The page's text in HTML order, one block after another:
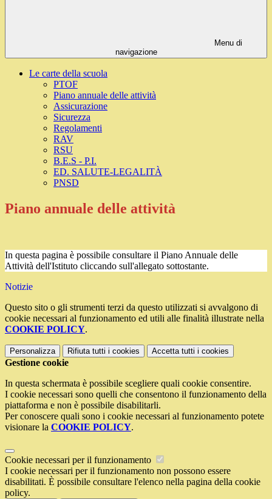
Menu di
navigazione
Le carte della scuola
PTOF
Piano annuale delle attività
Assicurazione
Sicurezza
Regolamenti
RAV
RSU
B.E.S - P.I.
ED. SALUTE-LEGALITÀ
PNSD
Piano annuale delle attività
In questa pagina è possibile consultare il Piano Annuale delle
Attività dell'Istituto cliccando sull'allegato sottostante.
Notizie
Questo sito o gli strumenti terzi da questo utilizzati si avvalgono di
cookie necessari al funzionamento ed utili alle finalità illustrate nella
COOKIE POLICY.
Personalizza Rifiuta tutti i cookies Accetta tutti i cookies
Gestione cookie
In questa schermata è possibile scegliere quali cookie consentire.
I cookie necessari sono quelli che consentono il funzionamento della
piattaforma e non è possibile disabilitarli.
Per conoscere quali sono i cookie necessari al funzionamento potete
visionare la COOKIE POLICY.
Cookie necessari per il funzionamento
I cookie necessari per il funzionamento non possono essere
disabilitati. È possibile consultare l'elenco nella pagina della cookie
policy.